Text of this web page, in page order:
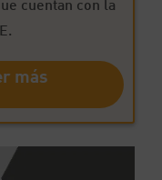
cuentan con la
más